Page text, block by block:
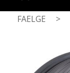
FAELGE >